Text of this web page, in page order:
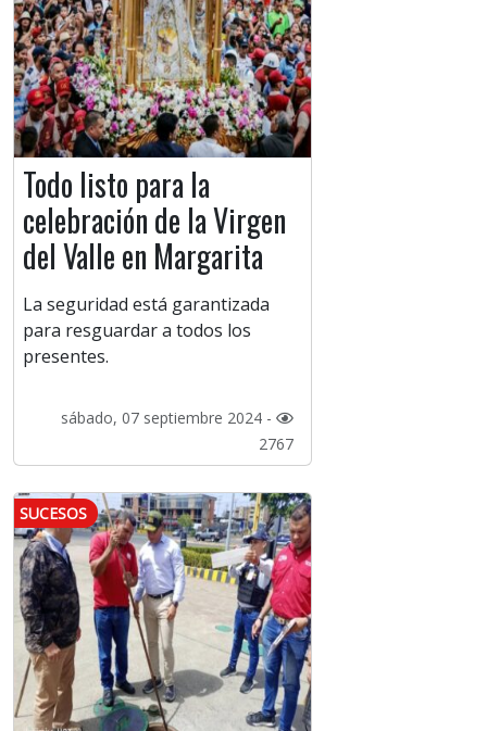
Todo listo para la
celebración de la Virgen
del Valle en Margarita
La seguridad está garantizada
para resguardar a todos los
presentes.
sábado, 07 septiembre 2024 -
2767
SUCESOS